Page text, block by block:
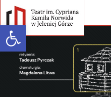
Open toolbar